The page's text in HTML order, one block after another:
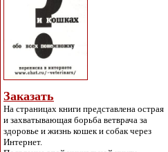
Заказать
На страницах книги представлена острая
и захватывающая борьба ветврача за
здоровье и жизнь кошек и собак через
Интернет.